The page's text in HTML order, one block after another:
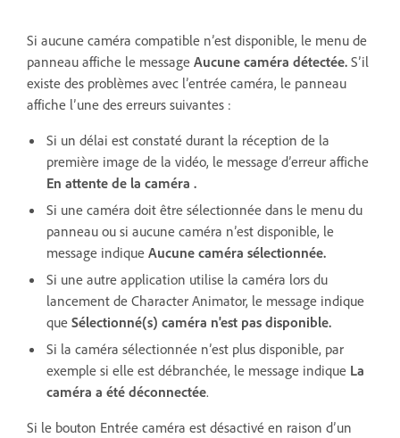
Si aucune caméra compatible n’est disponible, le menu de
panneau affiche le message Aucune caméra détectée. S’il
existe des problèmes avec l’entrée caméra, le panneau
affiche l’une des erreurs suivantes :
Si un délai est constaté durant la réception de la
première image de la vidéo, le message d’erreur affiche
En attente de la caméra .
Si une caméra doit être sélectionnée dans le menu du
panneau ou si aucune caméra n’est disponible, le
message indique Aucune caméra sélectionnée.
Si une autre application utilise la caméra lors du
lancement de Character Animator, le message indique
que Sélectionné(s) caméra n'est pas disponible.
Si la caméra sélectionnée n’est plus disponible, par
exemple si elle est débranchée, le message indique La
caméra a été déconnectée.
Si le bouton Entrée caméra est désactivé en raison d’un